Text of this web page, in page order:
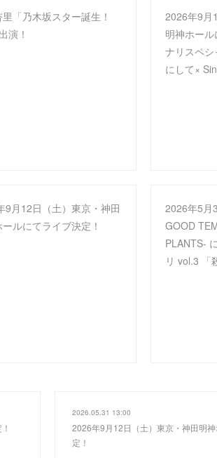
「乃木坂スター誕生！
演！
2026年9月
明神ホー
ナリスペシ
にして×
9月12日（土）東京・神田
ルにてライブ決定！
2026年5月
GOOD
PLANTS-
リ vol.3
2026.05.31 13:00
2026年9月12日（土）東京・神田明
定！